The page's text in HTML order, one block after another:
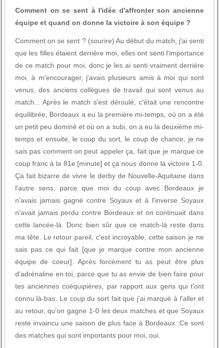
Comment on se sent à l'idée d'affronter son ancienne
équipe et quand on donne la victoire à son équipe ?
Comment on se sent ? (sourire) Au début du match, j'ai senti
que les filles étaient derrière moi, elles ont senti l'importance
de ce match pour moi, donc je les ai senti vraiment derrière
moi, à m'encourager, j'avais plusieurs amis à moi qui sont
venus, des anciens collègues de travail qui sont venus au
match... Après le match s'est déroulé, c'était une rencontre
équilibrée, Bordeaux a eu la première mi-temps, où on a été
un petit peu dominé et où on a subi, on a eu la deuxième mi-
temps et ensuite, le coup du sort, le coup de chance, je ne
sais pas comment on peut appeler ça, fait que je marque ce
coup franc à la 81e [minute] et ça nous donne la victoire 1-0.
Ça fait bizarre de vivre le derby de Nouvelle-Aquitaine dans
l'autre sens, parce que moi du coup avec Bordeaux je
n'avais jamais gagné contre Soyaux et à l'inverse Soyaux
n'avait jamais perdu contre Bordeaux et on continuait dans
cette lancée-là. Donc bien sûr que ce match-là reste dans
ma tête. Le retour pareil, c'est incroyable, cette saison je ne
sais pas ce qui fait [que je marque contre mon ancienne
équipe de coeur]. Après forcément tu as peut être plus
d'adrénaline en toi, parce que tu as envie de bien faire pour
tes anciennes coéquipières, par rapport aux gens qui t'ont
connu là-bas. Le coup du sort fait que j'ai marqué à l'aller et
au retour, qu'on gagne 1-0 les deux matches et que Soyaux
reste invaincu une saison de plus face à Bordeaux. Ce sont
des matches qui sont importants pour moi, oui.